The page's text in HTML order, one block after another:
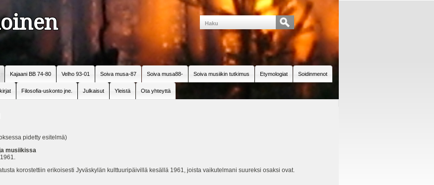
Kajaani BB 74-80 Velho 93-01 Soiva musa-87 Soiva musa88- Soiva musiikin tutkimus Etymologiat Soidinmenot
Filosofia-uskonto jne. Julkaisut Yleistä Ota yhteyttä
pidetty esitelmä)
musiikissa
korostettiin erikoisesti Jyväskylän kulttuuripäivillä kesällä 1961, joista vaikutelmani suureksi osaksi ovat.